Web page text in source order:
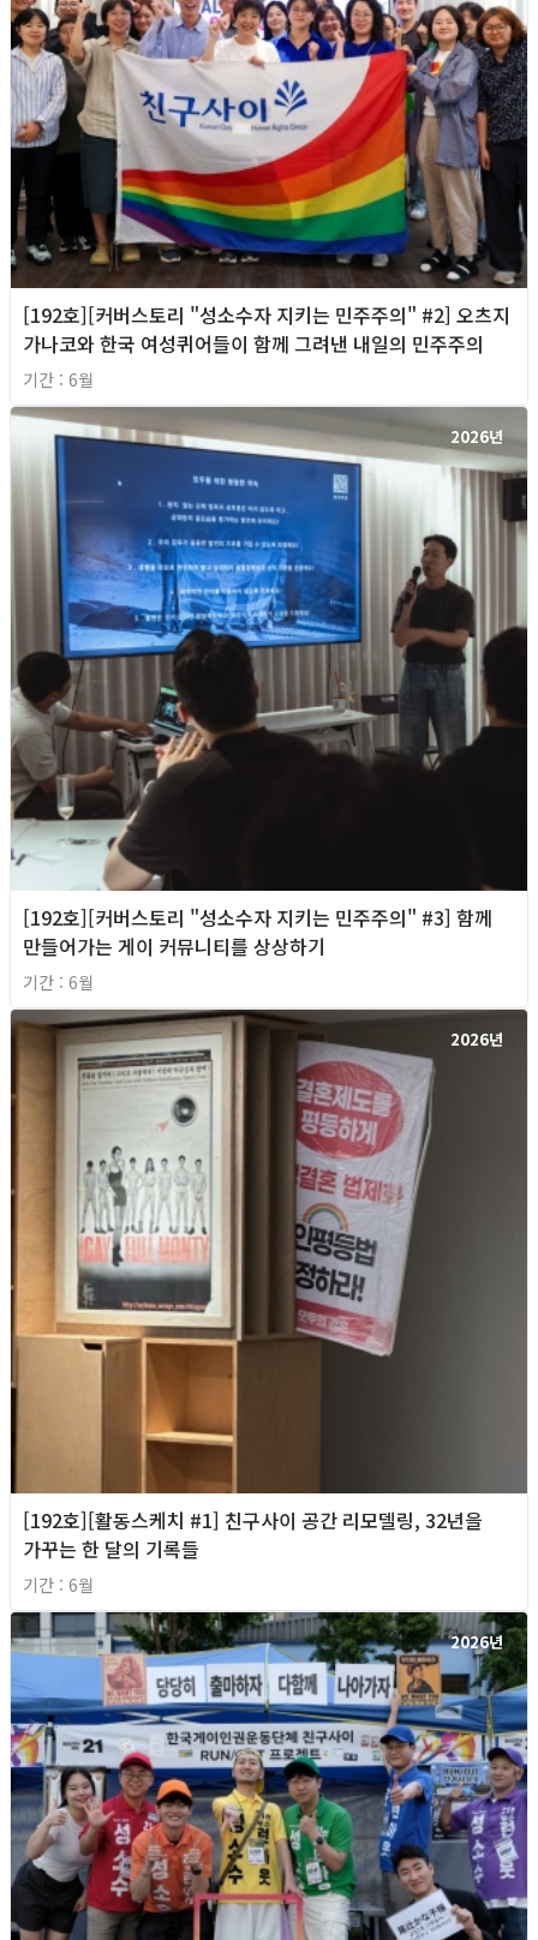
[192호][커버스토리 "성소수자 지키는 민주주의" #2] 오츠지
가나코와 한국 여성퀴어들이 함께 그려낸 내일의 민주주의
기간 : 6월
2026년
[192호][커버스토리 "성소수자 지키는 민주주의" #3] 함께
만들어가는 게이 커뮤니티를 상상하기
기간 : 6월
2026년
[192호][활동스케치 #1] 친구사이 공간 리모델링, 32년을
가꾸는 한 달의 기록들
기간 : 6월
2026년